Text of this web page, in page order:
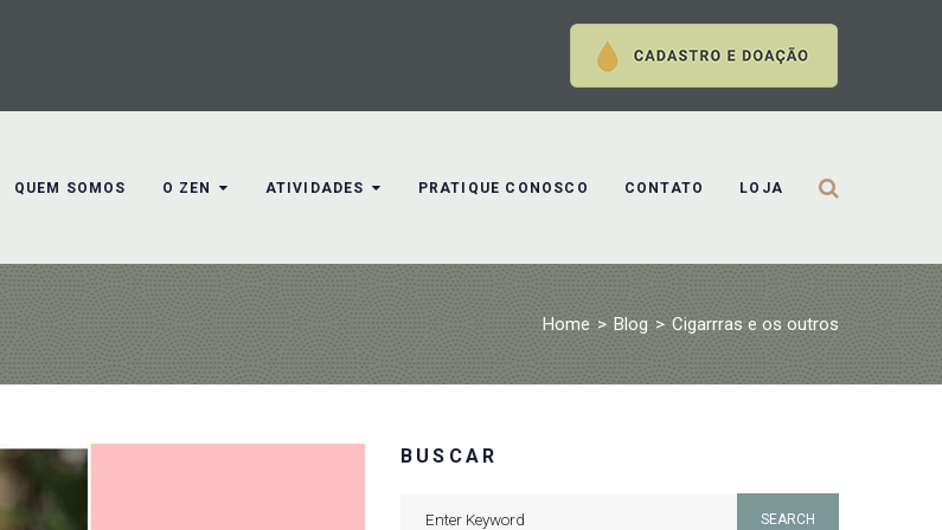
QUEM SOMOS O ZEN ATIVIDADES PRATIQUE CONOSCO CONTATO LOJA
Home > Blog > Cigarrras e os outros
BUSCAR
SEARCH